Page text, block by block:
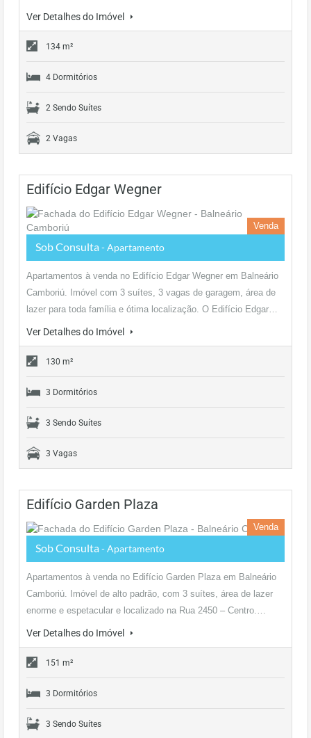
Ver Detalhes do Imóvel
134 m²
4 Dormitórios
2 Sendo Suítes
2 Vagas
Edifício Edgar Wegner
Venda
Sob Consulta - Apartamento
Apartamentos à venda no Edifício Edgar Wegner em Balneário
Camboriú. Imóvel com 3 suítes, 3 vagas de garagem, área de
lazer para toda família e ótima localização. O Edifício Edgar…
Ver Detalhes do Imóvel
130 m²
3 Dormitórios
3 Sendo Suítes
3 Vagas
Edifício Garden Plaza
Venda
Sob Consulta - Apartamento
Apartamentos à venda no Edifício Garden Plaza em Balneário
Camboriú. Imóvel de alto padrão, com 3 suítes, área de lazer
enorme e espetacular e localizado na Rua 2450 – Centro.…
Ver Detalhes do Imóvel
151 m²
3 Dormitórios
3 Sendo Suítes